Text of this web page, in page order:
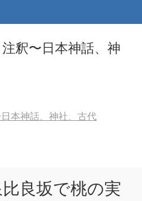
釈〜日本神話、神
本神話、神社、古代
良坂で桃の実